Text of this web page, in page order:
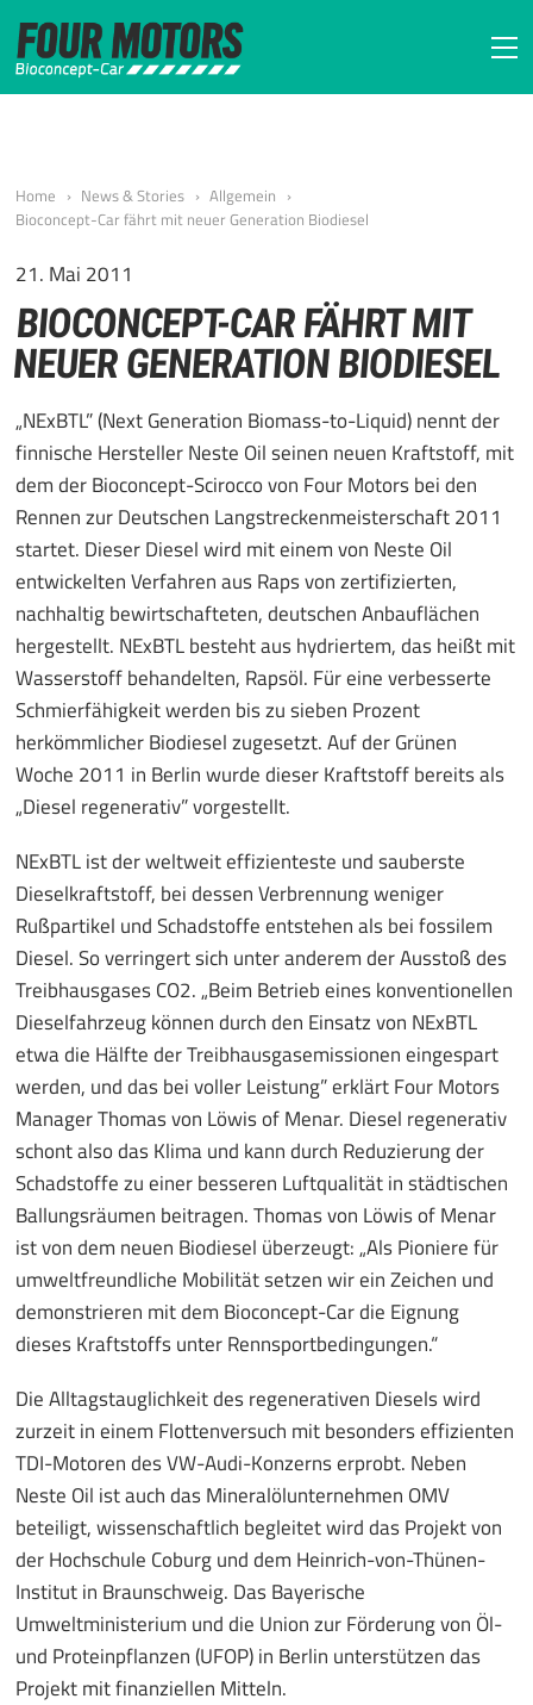
FOUR
Home News & Stories
Allgemein
Bioconcept-Car fährt mit neuer Generation Biodiesel
21. Mai 2011
BIOCONCEPT-CAR FÄHRT MIT
NEUER GENERATION BIODIESEL
„NExBTL” (Next Generation Biomass-to-Liquid) nennt der
finnische Hersteller Neste Oil seinen neuen Kraftstoff, mit
dem der Bioconcept-Scirocco von Four Motors bei den
Rennen zur Deutschen Langstreckenmeisterschaft 2011
startet. Dieser Diesel wird mit einem von Neste Oil
entwickelten Verfahren aus Raps von zertifizierten,
nachhaltig bewirtschafteten, deutschen Anbauflächen
hergestellt. NExBTL besteht aus hydriertem, das heißt mit
Wasserstoff behandelten, Rapsöl. Für eine verbesserte
Schmierfähigkeit werden bis zu sieben Prozent
herkömmlicher Biodiesel zugesetzt. Auf der Grünen
Woche 2011 in Berlin wurde dieser Kraftstoff bereits als
„Diesel regenerativ” vorgestellt.
NExBTL ist der weltweit effizienteste und sauberste
Dieselkraftstoff, bei dessen Verbrennung weniger
Rußpartikel und Schadstoffe entstehen als bei fossilem
Diesel. So verringert sich unter anderem der Ausstoß des
Treibhausgases CO2. „Beim Betrieb eines konventionellen
Dieselfahrzeug können durch den Einsatz von NExBTL
etwa die Hälfte der Treibhausgasemissionen eingespart
werden, und das bei voller Leistung” erklärt Four Motors
Manager Thomas von Löwis of Menar. Diesel regenerativ
schont also das Klima und kann durch Reduzierung der
Schadstoffe zu einer besseren Luftqualität in städtischen
Ballungsräumen beitragen. Thomas von Löwis of Menar
ist von dem neuen Biodiesel überzeugt: „Als Pioniere für
umweltfreundliche Mobilität setzen wir ein Zeichen und
demonstrieren mit dem Bioconcept-Car die Eignung
dieses Kraftstoffs unter Rennsportbedingungen.“
Die Alltagstauglichkeit des regenerativen Diesels wird
zurzeit in einem Flottenversuch mit besonders effizienten
TDI-Motoren des VW-Audi-Konzerns erprobt. Neben
Neste Oil ist auch das Mineralölunternehmen OMV
beteiligt, wissenschaftlich begleitet wird das Projekt von
der Hochschule Coburg und dem Heinrich-von-Thünen-
Institut in Braunschweig. Das Bayerische
Umweltministerium und die Union zur Förderung von Öl-
und Proteinpflanzen (UFOP) in Berlin unterstützen das
Projekt mit finanziellen Mitteln.